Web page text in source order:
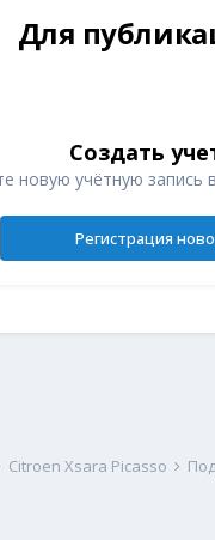
Для
Создать
новую учётную
Регистрация
Citroen Xsara Picasso